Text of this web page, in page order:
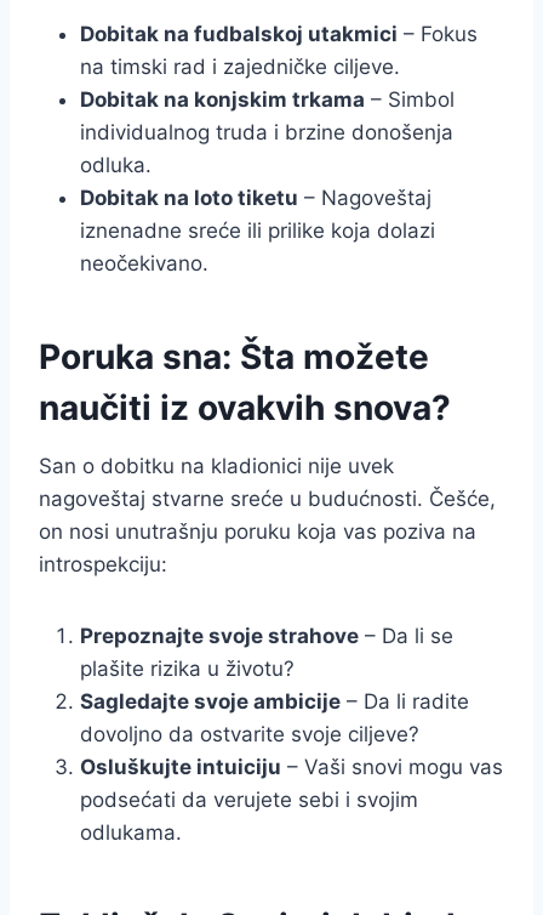
Dobitak na fudbalskoj utakmici – Fokus
na timski rad i zajedničke ciljeve.
Dobitak na konjskim trkama – Simbol
individualnog truda i brzine donošenja
odluka.
Dobitak na loto tiketu – Nagoveštaj
iznenadne sreće ili prilike koja dolazi
neočekivano.
Poruka sna: Šta možete
naučiti iz ovakvih snova?
San o dobitku na kladionici nije uvek
nagoveštaj stvarne sreće u budućnosti. Češće,
on nosi unutrašnju poruku koja vas poziva na
introspekciju:
Prepoznajte svoje strahove – Da li se
plašite rizika u životu?
Sagledajte svoje ambicije – Da li radite
dovoljno da ostvarite svoje ciljeve?
Osluškujte intuiciju – Vaši snovi mogu vas
podsećati da verujete sebi i svojim
odlukama.